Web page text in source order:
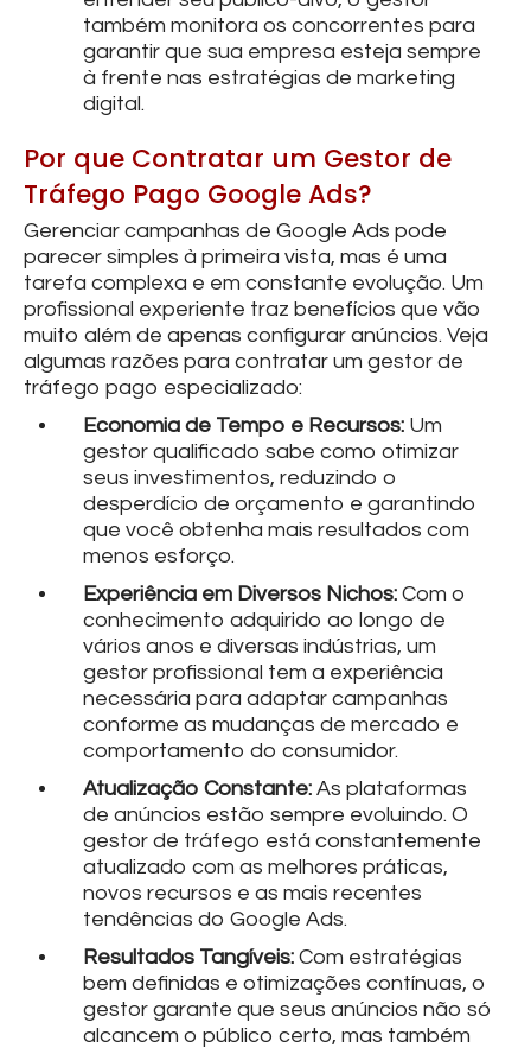
também monitora os concorrentes para
garantir que sua empresa esteja sempre
à frente nas estratégias de marketing
digital.
Por que Contratar um Gestor de
Tráfego Pago Google Ads?
Gerenciar campanhas de Google Ads pode
parecer simples à primeira vista, mas é uma
tarefa complexa e em constante evolução. Um
profissional experiente traz benefícios que vão
muito além de apenas configurar anúncios. Veja
algumas razões para contratar um gestor de
tráfego pago especializado:
Economia de Tempo e Recursos: Um
gestor qualificado sabe como otimizar
seus investimentos, reduzindo o
desperdício de orçamento e garantindo
que você obtenha mais resultados com
menos esforço.
Experiência em Diversos Nichos: Com o
conhecimento adquirido ao longo de
vários anos e diversas indústrias, um
gestor profissional tem a experiência
necessária para adaptar campanhas
conforme as mudanças de mercado e
comportamento do consumidor.
Atualização Constante: As plataformas
de anúncios estão sempre evoluindo. O
gestor de tráfego está constantemente
atualizado com as melhores práticas,
novos recursos e as mais recentes
tendências do Google Ads.
Resultados Tangíveis: Com estratégias
bem definidas e otimizações contínuas, o
gestor garante que seus anúncios não só
alcancem o público certo, mas também